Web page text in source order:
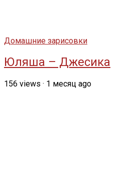
Домашние зарисовки
Юляша – Джесика
156 views · 1 месяц ago